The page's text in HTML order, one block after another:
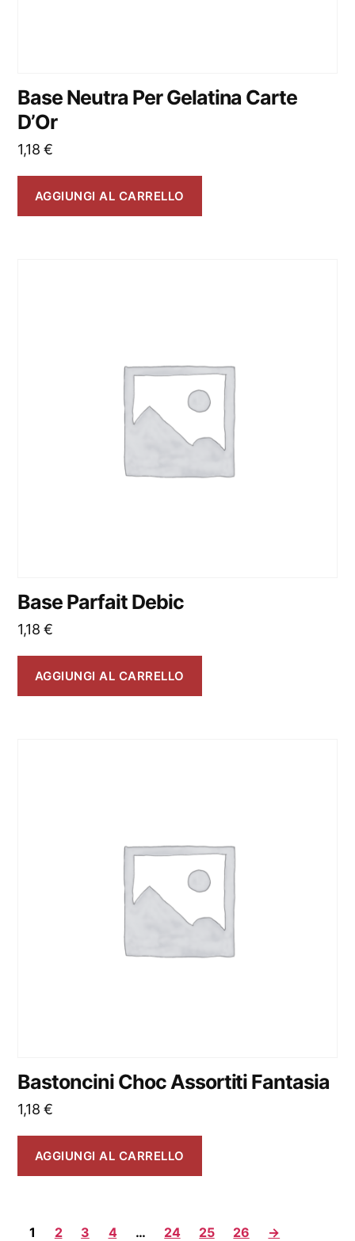
Base Neutra Per Gelatina Carte
D’Or
1,18€
AGGIUNGI AL CARRELLO
Base Parfait Debic
1,18€
AGGIUNGI AL CARRELLO
Bastoncini Choc Assortiti Fantasia
1,18€
AGGIUNGI AL CARRELLO
1 2 3 4 … 24 25 26 →